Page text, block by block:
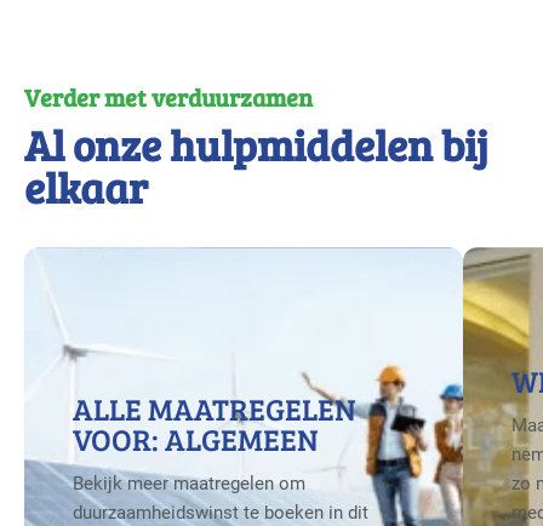
Verder met verduurzamen
Al onze hulpmiddelen bij
elkaar
ALLE MAATREGELEN
VOOR: ALGEMEEN
Bekijk meer maatregelen om
duurzaamheidswinst te boeken in dit
zo